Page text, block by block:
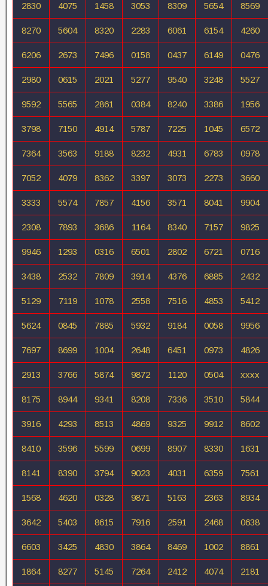
2830 4075 1458 3053 8309 5654 8569
8270 5604 8320 2283 6061 6154 4260
6206 2673 7496 0158 0437 6149 0476
2980 0615 2021 5277 9540 3248 5527
9592 5565 2861 0384 8240 3386 1956
3798 7150 4914 5787 7225 1045 6572
7364 3563 9188 8232 4931 6783 0978
7052 4079 8362 3397 3073 2273 3660
3333 5574 7857 4156 3571 8041 9904
2308 7893 3686 1164 8340 7157 9825
9946 1293 0316 6501 2802 6721 0716
3438 2532 7809 3914 4376 6885 2432
5129 7119 1078 2558 7516 4853 5412
5624 0845 7885 5932 9184 0058 9956
7697 8699 1004 2648 6451 0973 4826
2913 3766 5874 9872 1120 0504 xxxx
8175 8944 9341 8208 7336 3510 5844
3916 4293 8513 4869 9325 9912 8602
8410 3596 5599 0699 8907 8330 1631
8141 8390 3794 9023 4031 6359 7561
1568 4620 0328 9871 5163 2363 8934
3642 5403 8615 7916 2591 2468 0638
6603 3425 4830 3864 8469 1002 8861
1864 8277 5145 7264 2412 4074 2181